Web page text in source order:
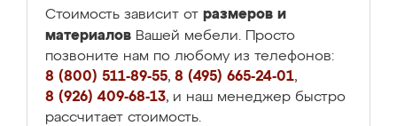
Стоимость зависит от размеров и
материалов Вашей мебели. Просто
позвоните нам по любому из телефонов:
8 (800) 511-89-55, 8 (495) 665-24-01,
8 (926) 409-68-13, и наш менеджер быстро
рассчитает стоимость.